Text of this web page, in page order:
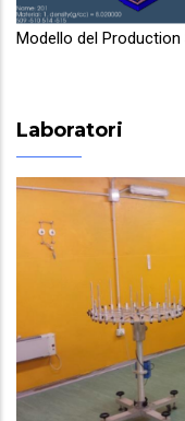
Modello del Production
Laboratori